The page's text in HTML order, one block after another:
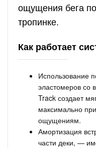
ощущения бега
тропинке.
Как работает
Использование
эластомеров со
Track создает
максимально
ощущениям.
Амортизация
части деки, —